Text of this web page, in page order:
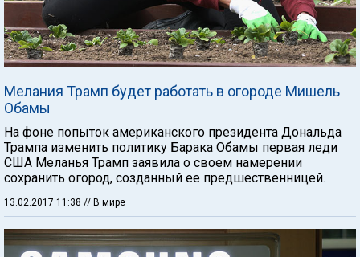
Мелания Трамп будет работать в огороде Мишель
Обамы
На фоне попыток американского президента Дональда
Трампа изменить политику Барака Обамы первая леди
США Меланья Трамп заявила о своем намерении
сохранить огород, созданный ее предшественницей.
13.02.2017 11:38 // В мире